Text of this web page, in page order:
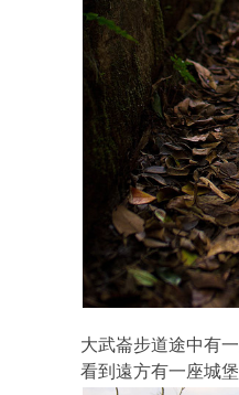
大武崙步道途中有
看到遠方有一座城